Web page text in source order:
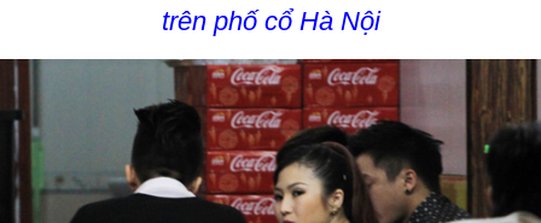
trên phố cổ Hà Nội